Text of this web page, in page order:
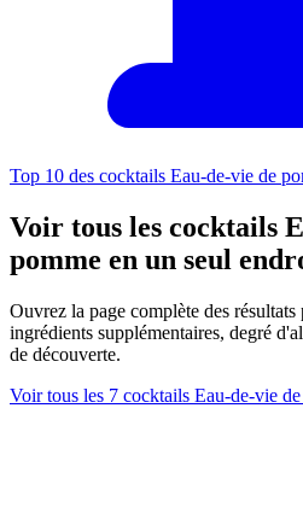
Top 10 des cocktails Eau-de-vie de
Voir tous les cocktails
pomme en un seul
Ouvrez la page complète des
ingrédients supplémentaires, degré
de découverte.
Voir tous les 7 cocktails Eau-de-vie